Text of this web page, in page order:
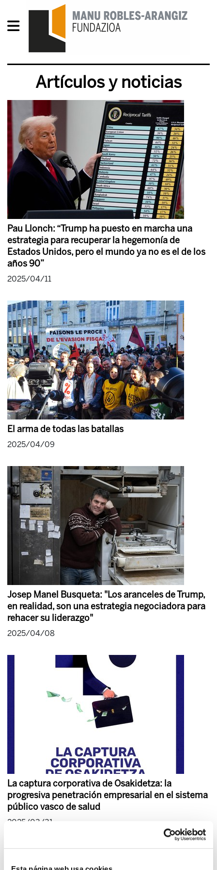
Artículos y noticias
Pau Llonch: “Trump ha puesto en marcha una
estrategia para recuperar la hegemonía de
Estados Unidos, pero el mundo ya no es el de los
años 90”
2025/04/11
El arma de todas las batallas
2025/04/09
Josep Manel Busqueta: "Los aranceles de Trump,
en realidad, son una estrategia negociadora para
rehacer su liderazgo"
2025/04/08
La captura corporativa de Osakidetza: la
progresiva penetración empresarial en el sistema
público vasco de salud
2025/03/31